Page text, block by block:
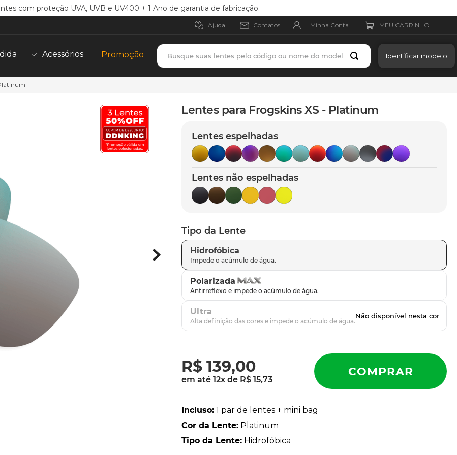
com proteção UVA, UVB e UV400 + 1 Ano de garantia de fabricação.
Ajuda Contatos Minha Conta
Acessórios Promoção
Busque suas lentes pelo código ou nome do modelo
Identificar modelo
Lentes para Frogskins XS - Platinum
Lentes espelhadas
Lentes não espelhadas
Tipo da Lente
Hidrofóbica
Polarizada
Ultra
R$ 139,00
em até12x de R$ 15,73
Incluso: 1 par de lentes + mini bag
Cor da Lente: Platinum
Tipo da Lente: Hidrofóbica
latch
sutro